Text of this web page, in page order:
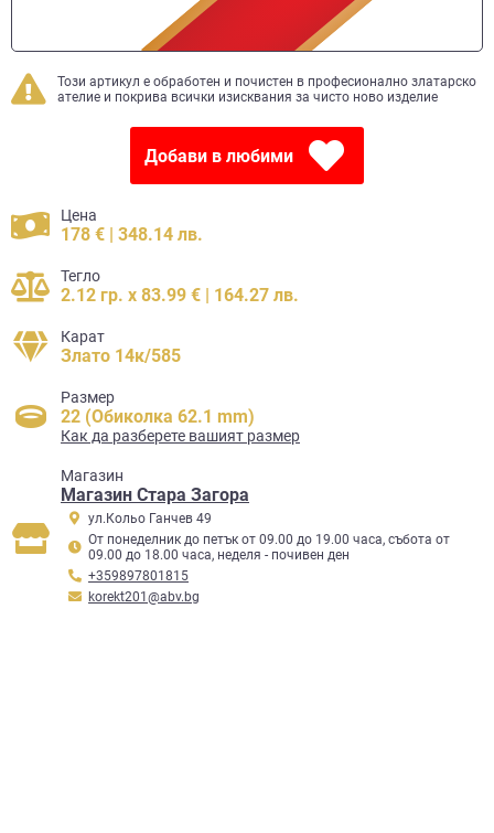
Този артикул е обработен и почистен в професионално златарско
ателие и покрива всички изисквания за чисто ново изделие
Добави в любими
Цена
178 € | 348.14 лв.
Тегло
2.12 гр. x 83.99 € | 164.27 лв.
Карат
Злато 14к/585
Размер
22 (Обиколка 62.1 mm)
Как да разберете вашият размер
Mагазин
Магазин Стара Загора
ул.Кольо Ганчев 49
От понеделник до петък от 09.00 до 19.00 часа, събота от
09.00 до 18.00 часа, неделя - почивен ден
+359897801815
korekt201@abv.bg